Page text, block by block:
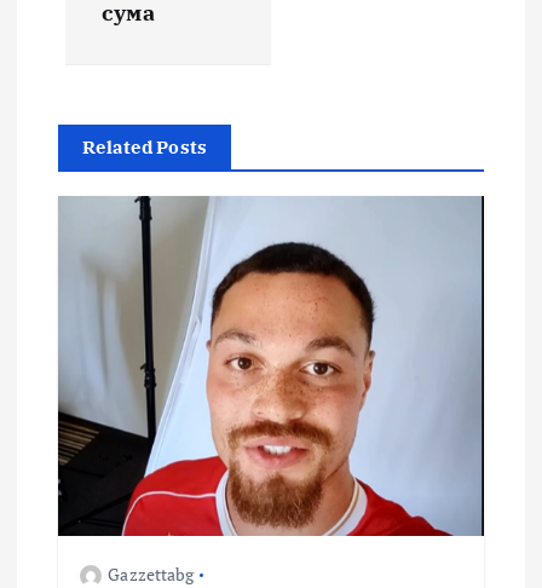
сума
Related Posts
Gazzettabg